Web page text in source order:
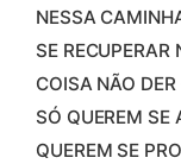
NESSA
SE
COISA NÃO
SÓ QUEREM SE
QUEREM SE